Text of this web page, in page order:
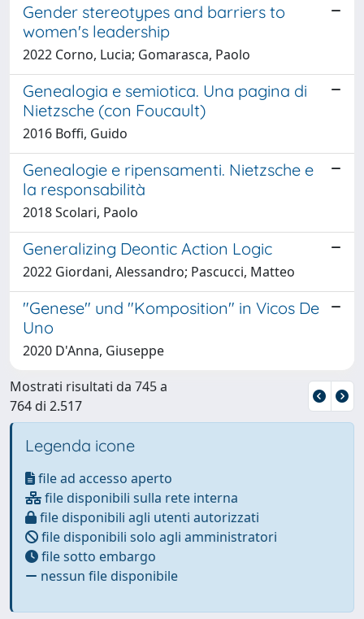
Gender stereotypes and barriers to
women's leadership
2022 Corno, Lucia; Gomarasca, Paolo
Genealogia e semiotica. Una pagina di
Nietzsche (con Foucault)
2016 Boffi, Guido
Genealogie e ripensamenti. Nietzsche e
la responsabilità
2018 Scolari, Paolo
Generalizing Deontic Action Logic
2022 Giordani, Alessandro; Pascucci, Matteo
"Genese" und "Komposition" in Vicos De
Uno
2020 D'Anna, Giuseppe
Mostrati risultati da 745 a
764 di 2.517
Legenda icone
file ad accesso aperto
file disponibili sulla rete interna
file disponibili agli utenti autorizzati
file disponibili solo agli amministratori
file sotto embargo
nessun file disponibile